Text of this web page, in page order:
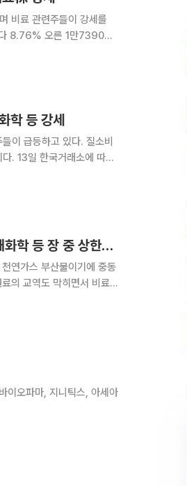
비료 관련주들이 강세를
학 등 강세
이 급등하고 있다. 질소비
르
[특징주] "호르무즈 봉쇄에 비료도 막혔다"…조비·남해화학 등 장 중 상한가 기록
연가스 부산물이기에 중동
의 교역도 막히면서 비료
이오파마, 지니틱스, 아세아